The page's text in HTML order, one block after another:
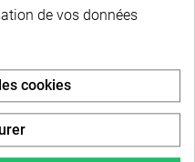
de vos données
cookies